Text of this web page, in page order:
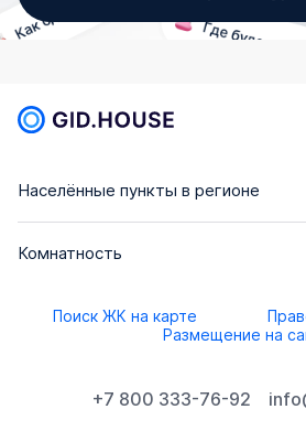
Населённые пункты в регионе
Комнатность
Поиск ЖК на карте
Размещение на
+7 800 333-76-92